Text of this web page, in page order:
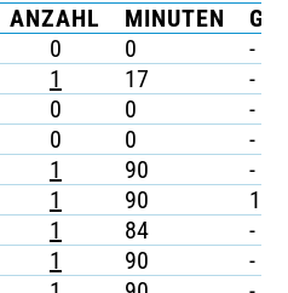
ANZAHL MINUTEN
G
0 0
-
1 17
-
0 0
-
0 0
-
1 90
-
1 90
1
1 84
-
1 90
-